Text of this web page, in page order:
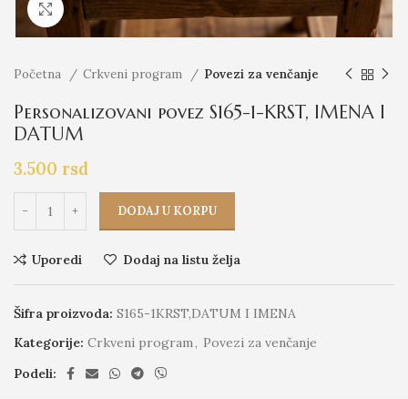
Click to enlarge
Početna Crkveni program Povezi za venčanje
Personalizovani povez S165-1-KRST, IMENA I
DATUM
3.500 rsd
DODAJ U KORPU
Uporedi Dodaj na listu želja
Šifra proizvoda: S165-1KRST,DATUM I IMENA
Kategorije: Crkveni program, Povezi za venčanje
Podeli: